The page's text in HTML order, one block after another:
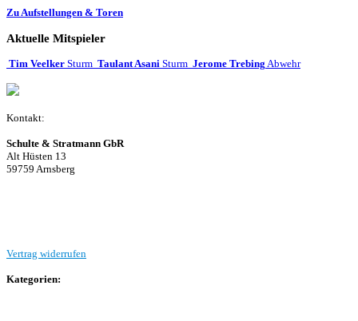
Zu Aufstellungen & Toren
Aktuelle Mitspieler
Tim Veelker Sturm Taulant Asani Sturm Jerome Trebing Abwehr
Kontakt:
Schulte & Stratmann GbR
Alt Hüsten 13
59759 Arnsberg
Vertrag widerrufen
Kategorien: